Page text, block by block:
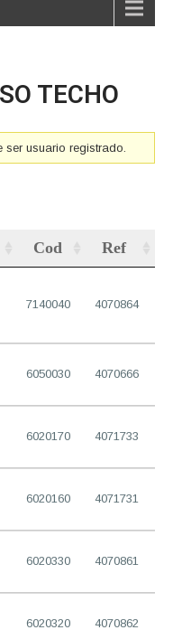
TECHO
usuario registrado.
Cod Ref
7140040 4070864
6050030 4070666
6020170 4071733
6020160 4071731
6020330 4070861
6020320 4070862